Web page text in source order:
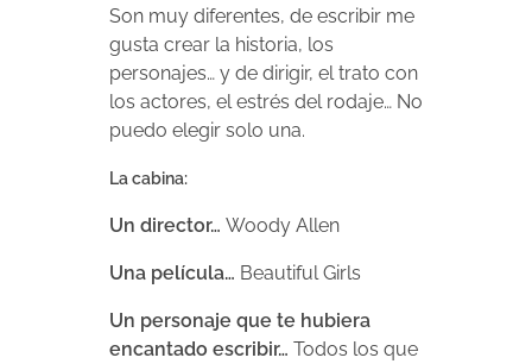
Son muy diferentes, de escribir me
gusta crear la historia, los
personajes… y de dirigir, el trato con
los actores, el estrés del rodaje… No
puedo elegir solo una.
La cabina:
Un director… Woody Allen
Una película… Beautiful Girls
Un personaje que te hubiera
encantado escribir… Todos los que